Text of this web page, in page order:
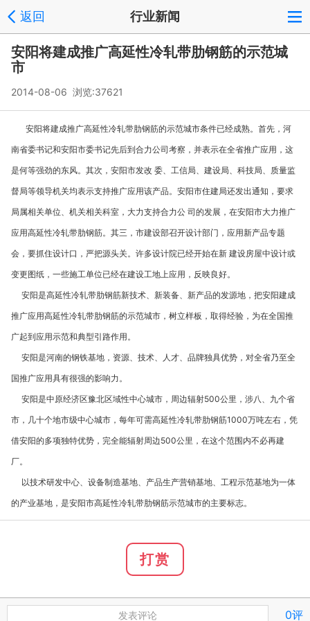
返回 行业新闻
安阳将建成推广高延性冷轧带肋钢筋的示范城
市
2014-08-06 浏览:37621
安阳将建成推广高延性冷轧带肋钢筋的示范城市条件已经成熟。首先，河
南省委书记和安阳市委书记先后到合力公司考察，并表示在全省推广应用，这
是何等强劲的东风。其次，安阳市发改 委、工信局、建设局、科技局、质量监
督局等领导机关均表示支持推广应用该产品。安阳市住建局还发出通知，要求
局属相关单位、机关相关科室，大力支持合力公 司的发展，在安阳市大力推广
应用高延性冷轧带肋钢筋。其三，市建设部召开设计部门，应用新产品专题
会，要抓住设计口，严把源头关。许多设计院已经开始在新 建设房屋中设计或
变更图纸，一些施工单位已经在建设工地上应用，反映良好。
安阳是高延性冷轧带肋钢筋新技术、新装备、新产品的发源地，把安阳建成
推广应用高延性冷轧带肋钢筋的示范城市，树立样板，取得经验，为在全国推
广起到应用示范和典型引路作用。
安阳是河南的钢铁基地，资源、技术、人才、品牌独具优势，对全省乃至全
国推广应用具有很强的影响力。
安阳是中原经济区豫北区域性中心城市，周边辐射500公里，涉八、九个省
市，几十个地市级中心城市，每年可需高延性冷轧带肋钢筋1000万吨左右，凭
借安阳的多项独特优势，完全能辐射周边500公里，在这个范围内不必再建
厂。
以技术研发中心、设备制造基地、产品生产营销基地、工程示范基地为一体
的产业基地，是安阳市高延性冷轧带肋钢筋示范城市的主要标志。
打赏
发表评论 0评